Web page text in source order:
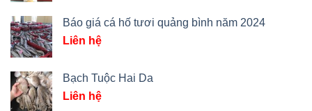
Báo giá cá hố tươi quảng bình năm 2024
Liên hệ
Bạch Tuộc Hai Da
Liên hệ